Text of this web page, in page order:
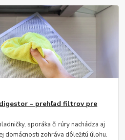
– prehľad filtrov pre
sporáka či rúry nachádza aj
domácnosti zohráva dôležitú úlohu.